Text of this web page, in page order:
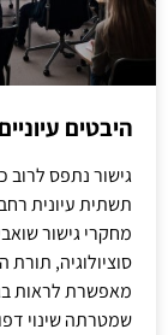
היבטים
גישור נתפס לרוב
תשתית עיונית
מחקרי גישור
סוציולוגיה, תורת
מאפשרת לראות
שמטרתה שינוי